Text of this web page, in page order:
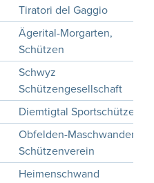
Tiratori del Gaggio
Ägerital-Morgarten,
Schützen
Schwyz
Schützengesellschaft
Diemtigtal Sportschützen
Obfelden-Maschwanden
Schützenverein
Heimenschwand